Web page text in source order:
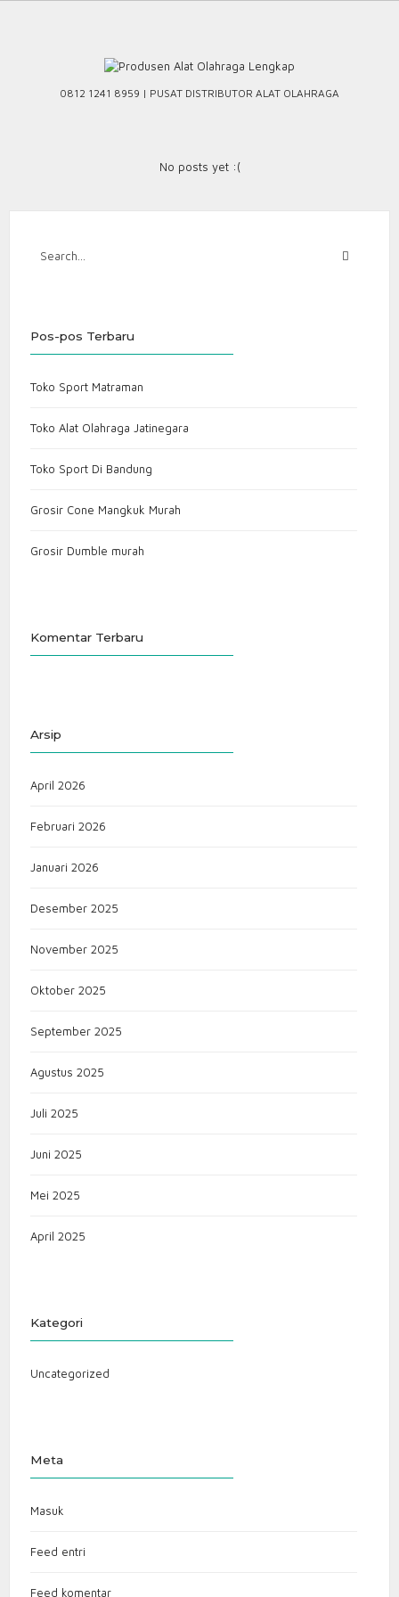
0812 1241 8959 | PUSAT DISTRIBUTOR ALAT OLAHRAGA
No posts yet :(
Pos-pos Terbaru
Toko Sport Matraman
Toko Alat Olahraga Jatinegara
Toko Sport Di Bandung
Grosir Cone Mangkuk Murah
Grosir Dumble murah
Komentar Terbaru
Arsip
April 2026
Februari 2026
Januari 2026
Desember 2025
November 2025
Oktober 2025
September 2025
Agustus 2025
Juli 2025
Juni 2025
Mei 2025
April 2025
Kategori
Uncategorized
Meta
Masuk
Feed entri
Feed komentar